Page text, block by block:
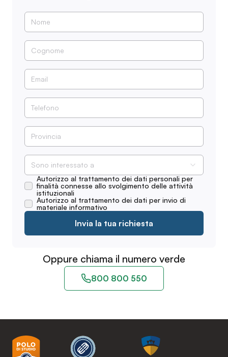
Sono interessato a
Autorizzo al trattamento dei dati personali per
finalità connesse allo svolgimento delle attività
istituzionali
Autorizzo al trattamento dei dati per invio di
materiale informativo
Invia la tua richiesta
Oppure chiama il numero verde
800 800 550